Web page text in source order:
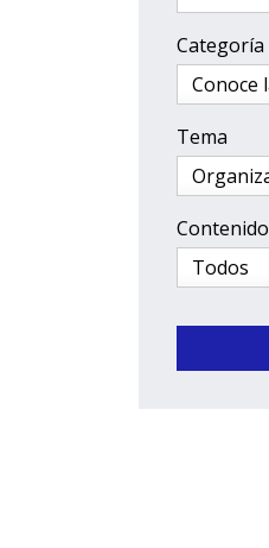
Categoría
Tema
Contenido